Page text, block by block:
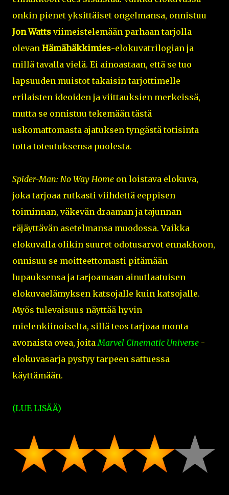
onkin pienet yksittäiset ongelmansa, onnistuu
Jon Watts viimeistelemään parhaan tarjolla
olevan Hämähäkkimies-elokuvatrilogian ja
millä tavalla vielä. Ei ainoastaan, että se tuo
lapsuuden muistot takaisin tarjottimelle
erilaisten ideoiden ja viittauksien merkeissä,
mutta se onnistuu tekemään tästä
uskomattomasta ajatuksen tyngästä totisinta
totta toteutuksensa puolesta.
Spider-Man: No Way Home on loistava elokuva,
joka tarjoaa rutkasti viihdettä eeppisen
toiminnan, väkevän draaman ja tajunnan
räjäyttävän asetelmansa muodossa. Vaikka
elokuvalla olikin suuret odotusarvot ennakkoon,
onnisuu se moitteettomasti pitämään
lupauksensa ja tarjoamaan ainutlaatuisen
elokuvaelämyksen katsojalle kuin katsojalle.
Myös tulevaisuus näyttää hyvin
mielenkiinoiselta, sillä teos tarjoaa monta
avonaista ovea, joitaMarvel Cinematic Universe -
elokuvasarja pystyy tarpeen sattuessa
käyttämään.
(LUE LISÄÄ)